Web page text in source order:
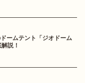
ームテント「ジオドーム
説！